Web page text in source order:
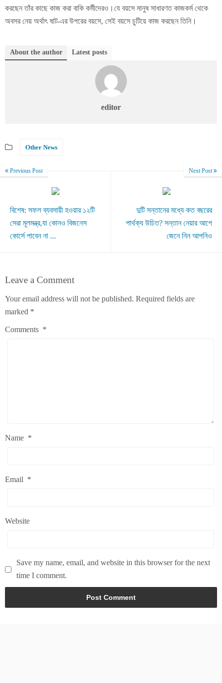
করছেন তাঁর কাছে কাজ করা বাকি কর্মীদেরও।যে বয়সে মানুষ সাধারণত কাজকর্ম থেকে
অবসর নেয় অর্থাৎ ষাট-এর উপরের বয়সে, সেই বয়সে চুটিয়ে কাজ করছেন তিনি।
About the author Latest posts
editor
Other News
Previous Post
বিশেষ: সফল ব্যবসায়ী হওয়ার ১২টি
সেরা মূলমন্ত্র,যা কোনও বিজনেস
কোর্সে পাবেন না ...
Next Post
দুটি সন্তানের মধ্যে কত বছরের
পার্থক্য উচিত? সন্তান নেয়ার আগে
জেনে নিন আপনিও
Leave a Comment
Your email address will not be published. Required fields are
marked *
Comments *
Name *
Email *
Website
Save my name, email, and website in this browser for the next
time I comment.